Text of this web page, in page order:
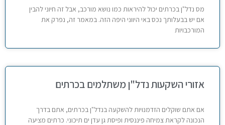
מס נדל"ן בכרתים יכול להיראות כמו נושא מורכב, אבל זה חיוני להבין
אם יש בבעלותך נכס באי היווני היפה הזה. במאמר זה, נפרק את
המורכבויות
אזורי השקעות נדל"ן משתלמים בכרתים
אם אתם שוקלים הזדמנויות להשקעה בנדל"ן בכרתים, אתם בדרך
הנכונה לקראת צמיחה פיננסית ופיסת גן עדן ים תיכוני. כרתים מציעה